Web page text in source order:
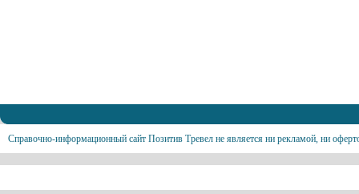
Справочно-информационный сайт Позитив Тревел не является ни рекламой, ни